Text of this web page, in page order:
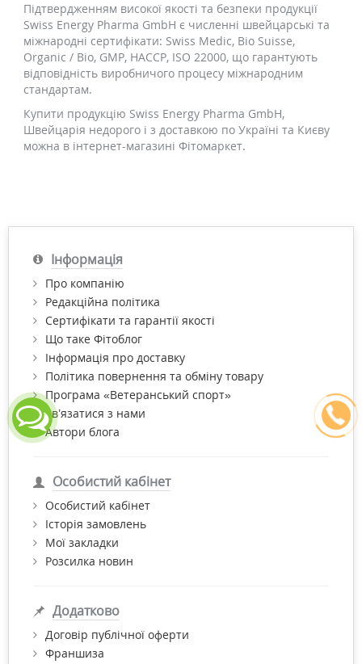
Підтвердженням високої якості та безпеки продукції
Swiss Energy Pharma GmbH є численні швейцарські та
міжнародні сертифікати: Swiss Medic, Bio Suisse,
Organic / Bio, GMP, HACCP, ISO 22000, що гарантують
відповідність виробничого процесу міжнародним
стандартам.
Купити продукцію Swiss Energy Pharma GmbH,
Швейцарія недорого і з доставкою по Україні та Києву
можна в інтернет-магазині Фітомаркет.
Інформація
Про компанію
Редакційна політика
Сертифікати та гарантії якості
Що таке Фітоблог
Інформація про доставку
Політика повернення та обміну товару
Програма «Ветеранський спорт»
Зв’язатися з нами
Автори блога
Особистий кабінет
Особистий кабінет
Історія замовлень
Мої закладки
Розсилка новин
Додатково
Договір публічної оферти
Франшиза